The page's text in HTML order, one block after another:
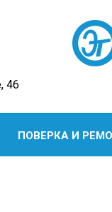
46
ПОВЕРКА И